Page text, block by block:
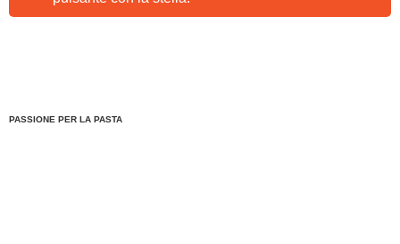
PASSIONE PER LA PASTA